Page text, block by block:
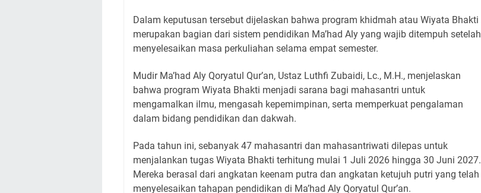
Dalam keputusan tersebut dijelaskan bahwa program khidmah atau Wiyata Bhakti
merupakan bagian dari sistem pendidikan Ma’had Aly yang wajib ditempuh setelah
menyelesaikan masa perkuliahan selama empat semester.
Mudir Ma’had Aly Qoryatul Qur’an, Ustaz Luthfi Zubaidi, Lc., M.H., menjelaskan
bahwa program Wiyata Bhakti menjadi sarana bagi mahasantri untuk
mengamalkan ilmu, mengasah kepemimpinan, serta memperkuat pengalaman
dalam bidang pendidikan dan dakwah.
Pada tahun ini, sebanyak 47 mahasantri dan mahasantriwati dilepas untuk
menjalankan tugas Wiyata Bhakti terhitung mulai 1 Juli 2026 hingga 30 Juni 2027.
Mereka berasal dari angkatan keenam putra dan angkatan ketujuh putri yang telah
menyelesaikan tahapan pendidikan di Ma’had Aly Qoryatul Qur’an.